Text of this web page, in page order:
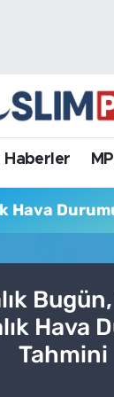
Haberler
Hava
Bugün,
Hava
Tahmini